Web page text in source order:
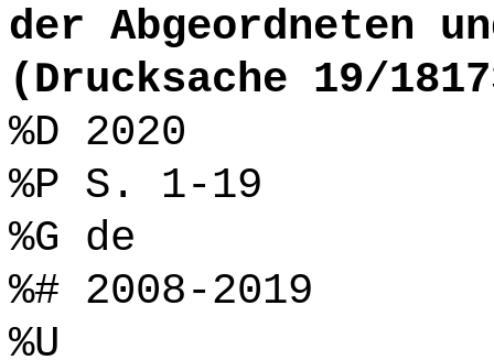
der Abgeordneten
(Drucksache 19/
%D 2020
%P S. 1-19
%G de
%# 2008-2019
%U